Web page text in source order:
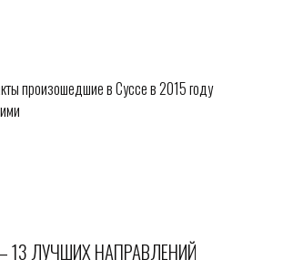
произошедшие в Суссе в 2015 году
13 ЛУЧШИХ НАПРАВЛЕНИЙ